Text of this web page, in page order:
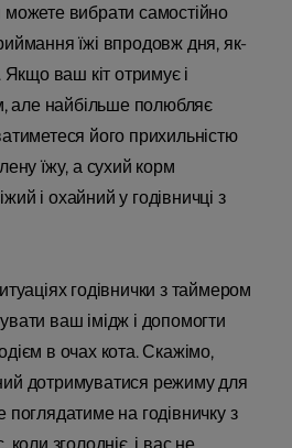
вибрати самостійно
їжі впродовж дня, як-
Якщо ваш кіт отримує і
але найбільше полюбляє
його прихильністю
їжу, а сухий корм
і охайний у годівничці з
годівнички з таймером
ваш імідж і допомогти
в очах кота. Скажімо,
дотримуватися режиму для
на годівничку з